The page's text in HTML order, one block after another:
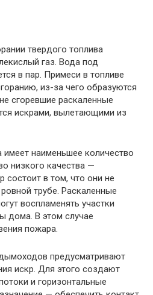
твердого топлива
газ. Вода под
в пар. Примеси в топливе
из-за чего образуются
сгоревшие раскаленные
искрами, вылетающими из
наименьшее количество
низкого качества —
состоит в том, что они не
трубе. Раскаленные
воспламенять участки
дома. В этом случае
пожара.
предусматривают
искр. Для этого создают
и горизонтальные